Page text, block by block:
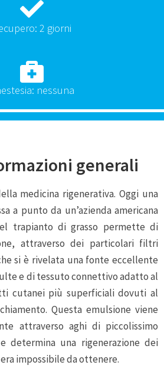
2 giorni
nessuna
generali
medicina rigenerativa. Oggi una
a punto da un’azienda americana
trapianto di grasso permette di
attraverso dei particolari filtri
si è rivelata una fonte eccellente
e di tessuto connettivo adatto al
cutanei più superficiali dovuti al
Questa emulsione viene
attraverso aghi di piccolissimo
determina una rigenerazione dei
impossibile da ottenere.